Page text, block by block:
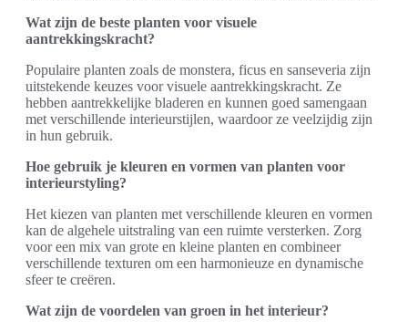
Wat zijn de beste planten voor visuele
aantrekkingskracht?
Populaire planten zoals de monstera, ficus en sanseveria zijn
uitstekende keuzes voor visuele aantrekkingskracht. Ze
hebben aantrekkelijke bladeren en kunnen goed samengaan
met verschillende interieurstijlen, waardoor ze veelzijdig zijn
in hun gebruik.
Hoe gebruik je kleuren en vormen van planten voor
interieurstyling?
Het kiezen van planten met verschillende kleuren en vormen
kan de algehele uitstraling van een ruimte versterken. Zorg
voor een mix van grote en kleine planten en combineer
verschillende texturen om een harmonieuze en dynamische
sfeer te creëren.
Wat zijn de voordelen van groen in het interieur?